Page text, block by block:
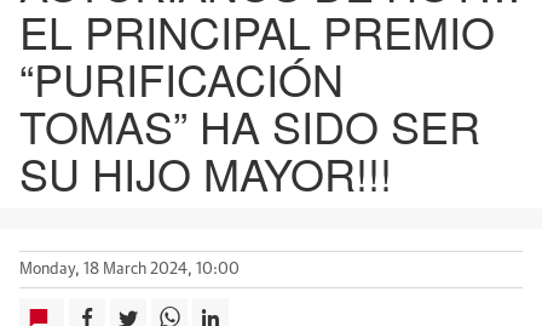
EL PRINCIPAL PREMIO
“PURIFICACIÓN
TOMAS” HA SIDO SER
SU HIJO MAYOR!!!
Monday, 18 March 2024, 10:00